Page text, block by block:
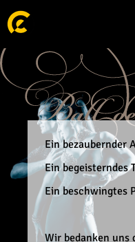
Zum Hauptinhalt springen
Skip to page footer
Ein bezaubernder
Ein begeisterndes
Ein beschwingtes
Wir bedanken uns